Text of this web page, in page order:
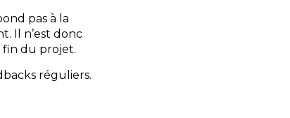
pas à la
Il n’est donc
fin du projet.
réguliers.